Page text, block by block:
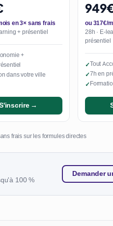
en 3× sans frais
+ présentiel
+
dans votre ville
→
ou 317€/
28h · E-
présentiel
✓Tout
✓7h en
✓
frais sur les formules directes
100 %
Demander